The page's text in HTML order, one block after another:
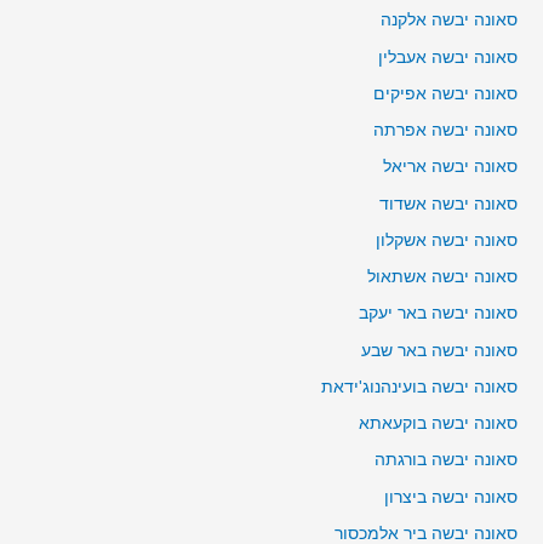
סאונה יבשה אלקנה
סאונה יבשה אעבלין
סאונה יבשה אפיקים
סאונה יבשה אפרתה
סאונה יבשה אריאל
סאונה יבשה אשדוד
סאונה יבשה אשקלון
סאונה יבשה אשתאול
סאונה יבשה באר יעקב
סאונה יבשה באר שבע
סאונה יבשה בועינהנוג'ידאת
סאונה יבשה בוקעאתא
סאונה יבשה בורגתה
סאונה יבשה ביצרון
סאונה יבשה ביר אלמכסור